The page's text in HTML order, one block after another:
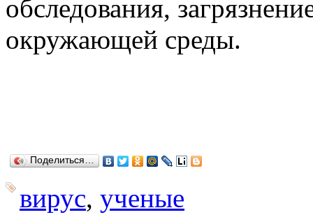
обследования,
окружающей среды.
Поделиться…
вирус, ученые